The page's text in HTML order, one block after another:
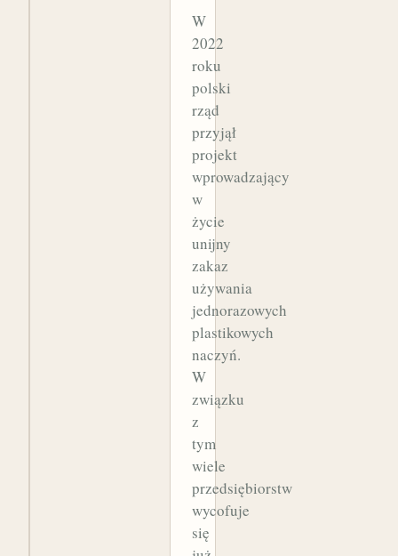
W
2022
roku
polski
rząd
przyjął
projekt
wprowadzający
w
życie
unijny
zakaz
używania
jednorazowych
plastikowych
naczyń.
W
związku
z
tym
wiele
przedsiębiorstw
wycofuje
się